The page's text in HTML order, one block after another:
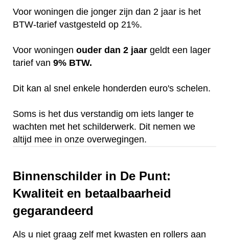
Voor woningen die jonger zijn dan 2 jaar is het
BTW-tarief vastgesteld op 21%.
Voor woningen ouder dan 2 jaar geldt een lager
tarief van 9% BTW.
Dit kan al snel enkele honderden euro's schelen.
Soms is het dus verstandig om iets langer te
wachten met het schilderwerk. Dit nemen we
altijd mee in onze overwegingen.
Binnenschilder in De Punt:
Kwaliteit en betaalbaarheid
gegarandeerd
Als u niet graag zelf met kwasten en rollers aan